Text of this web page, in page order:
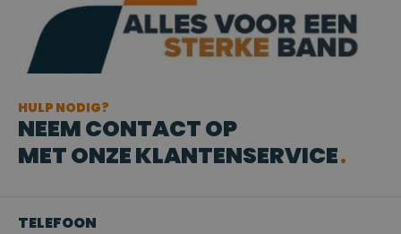
HULP NODIG?
NEEM CONTACT OP
MET ONZE KLANTENSERVICE
TELEFOON